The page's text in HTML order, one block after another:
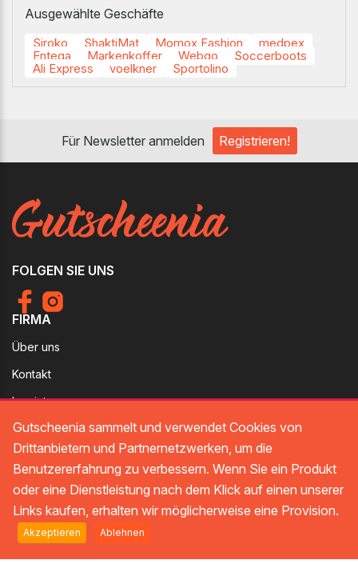
Ausgewählte Geschäfte
Siroko ShaktiMat Momox Fashion
medpex
Entega
Markenkoffer Webgo
Soccerboots
Ali Express
voelkner Sportolino
Für Newsletter anmelden Registrieren!
FOLGEN SIE UNS
FIRMA
Über uns
Kontakt
Imprint
RECHTLICHES
Datenschutz
Datenschutzrichtlinien
Alle Rechte vorbehalten © 2026 Gutscheenia
Gutscheenia sammelt und verwendet Cookies von
Drittanbietern und Partnernetzwerken, um die
Benutzererfahrung zu verbessern. Wenn Sie ein Produkt
oder eine Dienstleistung nach dem Klick auf einen unserer
Links kaufen, erhalten wir möglicherweise eine Provision.
Akzeptieren Ablehnen